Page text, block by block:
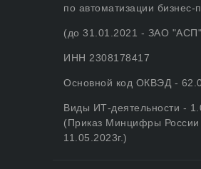
по автоматизации бизнес-
(до 31.01.2021 - ЗАО
ИНН 2308178417
Основной код ОКВЭД -
Виды ИТ-деятельности -
(Приказ Минцифры
11.05.2023г.)